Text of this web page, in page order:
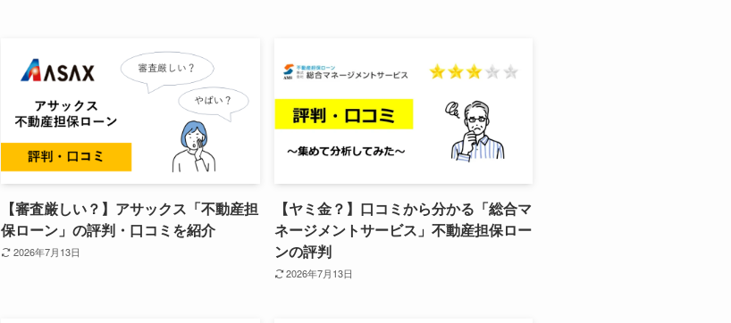
【審査厳しい？】アサックス「不動産担
保ローン」の評判・口コミを紹介
2026年7月13日
【ヤミ金？】口コミから分かる「総合マ
ネージメントサービス」不動産担保ロー
ンの評判
2026年7月13日